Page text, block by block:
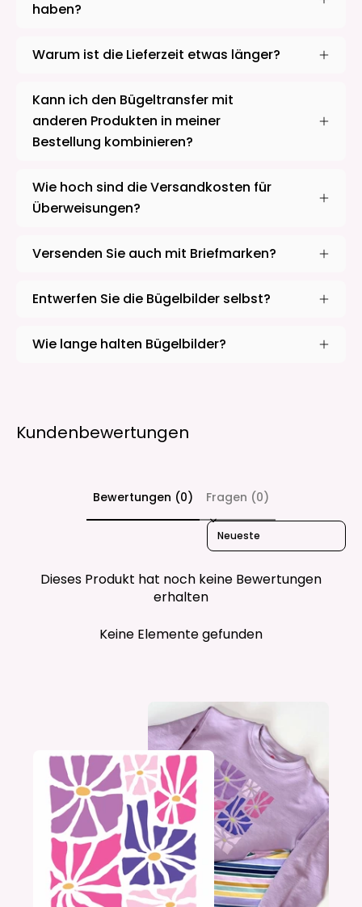
haben?
Warum ist die Lieferzeit etwas länger?
Kann ich den Bügeltransfer mit
anderen Produkten in meiner
Bestellung kombinieren?
Wie hoch sind die Versandkosten für
Überweisungen?
Versenden Sie auch mit Briefmarken?
Entwerfen Sie die Bügelbilder selbst?
Wie lange halten Bügelbilder?
Kundenbewertungen
Bewertungen (0) Fragen (0)
Sort reviews by
Dieses Produkt hat noch keine Bewertungen
erhalten
Keine Elemente gefunden